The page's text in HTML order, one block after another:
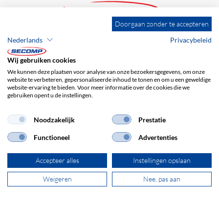
Dag Hammarskjöldlaan 193
3223 HG Hellevoetsluis
sales@secomp.nl
Abonneren op de nieuwsbrief
Doorgaan zonder te accepteren
Nederlands
Privacybeleid
Wij gebruiken cookies
We kunnen deze plaatsen voor analyse van onze bezoekersgegevens, om onze
website te verbeteren, gepersonaliseerde inhoud te tonen en om u een geweldige
website-ervaring te bieden. Voor meer informatie over de cookies die we
gebruiken opent u de instellingen.
Noodzakelijk Prestatie
Functioneel Advertenties
Accepteer alles Instellingen opslaan
Weigeren Nee, pas aan